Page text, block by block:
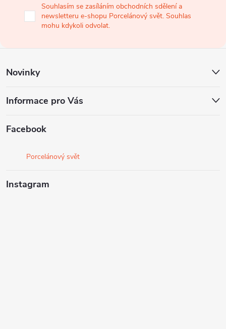
í
Souhlasím se zasíláním obchodních sdělení a
newsletteru e-shopu Porcelánový svět. Souhlas
mohu kdykoli odvolat.
Novinky
Informace pro Vás
Facebook
Porcelánový svět
Instagram